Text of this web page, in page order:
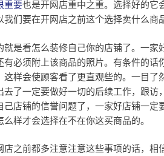
重要也是开网店重中之重。选择好的它
们要在开网店之前这个选择卖什么商
是看怎么装修自己你的店铺了。一家
必须附上该商品的照片。有条件的话
样会使顾客看了更直观些的。一目了
了一定要做好一切的后续工作，跟访
店铺的信誉问题了，一家好店铺一定
样才会选择在不在你这买商品的。
之前都多注意注意这些事项的话，相